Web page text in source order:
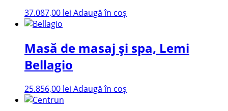
37.087,00 lei Adaugă în coș
Masă de masaj și spa, Lemi
Bellagio
25.856,00 lei Adaugă în coș